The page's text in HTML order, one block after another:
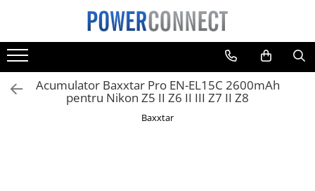
Toate Produsele
Sisteme filtrare apa
Sisteme filtrare apa
Acumulator Baxxtar Pro EN-EL15C 2600mAh
pentru Nikon Z5 II Z6 II III Z7 II Z8
Baxxtar